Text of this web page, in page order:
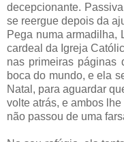
decepcionante.
se reergue depois da
Pega numa armadilha,
cardeal da Igreja
nas primeiras páginas
boca do mundo, e ela
Natal, para aguardar
volte atrás, e ambos
não passou de uma